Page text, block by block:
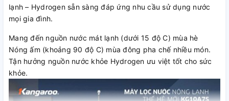
lạnh – Hydrogen sẵn sàng đáp ứng nhu cầu sử dụng nước
mọi gia đình.
Mang đến nguồn nước mát lạnh (dưới 15 độ C) mùa hè
Nóng ấm (khoảng 90 độ C) mùa đông pha chế nhiều món.
Tận hưởng nguồn nước khỏe Hydrogen ưu việt tốt cho sức
khỏe.